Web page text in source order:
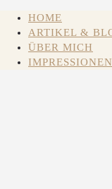
HOME
ARTIKEL &
ÜBER MICH
IMPRESSIONEN